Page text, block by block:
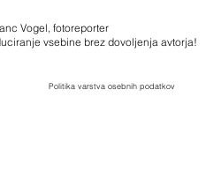
Vogel, fotoreporter
vsebine brez dovoljenja avtorja!
Politika varstva osebnih podatkov